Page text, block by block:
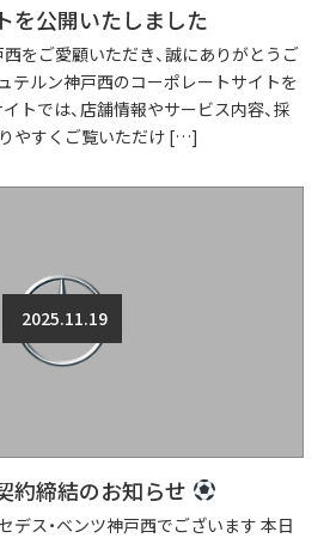
を公開いたしました
をご愛顧いただき、誠にありがとうご
テルン神戸西のコーポレートサイトを
トでは、店舗情報やサービス内容、採
やすくご覧いただけ […]
2025.11.19
約締結のお知らせ
デス・ベンツ神戸西でございます 本日